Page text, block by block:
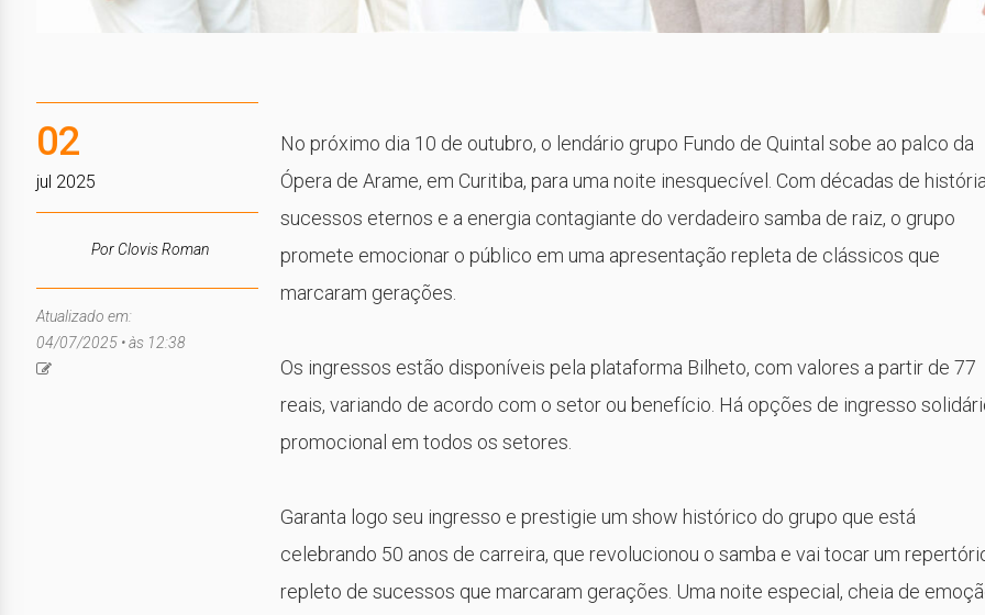
02
jul 2025
Por Clovis Roman
Atualizado em:
04/07/2025 • às 12:38
No próximo dia 10 de outubro, o lendário grupo Fundo de Quintal sobe ao palco da
Ópera de Arame, em Curitiba, para uma noite inesquecível. Com décadas de
sucessos eternos e a energia contagiante do verdadeiro samba de raiz, o grupo
promete emocionar o público em uma apresentação repleta de clássicos que
marcaram gerações.
Os ingressos estão disponíveis pela plataforma Bilheto, com valores a partir de 77
reais, variando de acordo com o setor ou benefício. Há opções de ingresso
promocional em todos os setores.
Garanta logo seu ingresso e prestigie um show histórico do grupo que está
celebrando 50 anos de carreira, que revolucionou o samba e vai tocar um
repleto de sucessos que marcaram gerações. Uma noite especial, cheia de